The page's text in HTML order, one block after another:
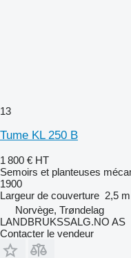
13
Tume KL 250 B
1 800 € HT
Semoirs et planteuses
1900
Largeur de couverture 2,5 m
Norvège, Trøndelag
LANDBRUKSSALG.NO AS
Contacter le vendeur